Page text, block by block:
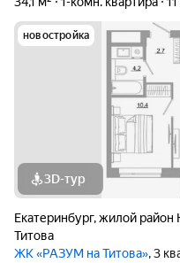
новостройка
3D-тур
Екатеринбург,жилой район
Титова
ЖК «РАЗУМ на Титова», 3